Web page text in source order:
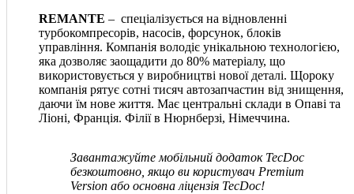
REMANTE – спеціалізується на відновленні
турбокомпресорів, насосів, форсунок, блоків
управління. Компанія володіє унікальною технологією,
яка дозволяє заощадити до 80% матеріалу, що
використовується у виробництві нової деталі. Щороку
компанія рятує сотні тисяч автозапчастин від знищення,
даючи їм нове життя. Має центральні склади в Опаві та
Ліоні, Франція. Філії в Нюрнберзі, Німеччина.
Завантажуйте мобільний додаток TecDoc
безкоштовно, якщо ви користувач Premium
Version або основна ліцензія TecDoc!